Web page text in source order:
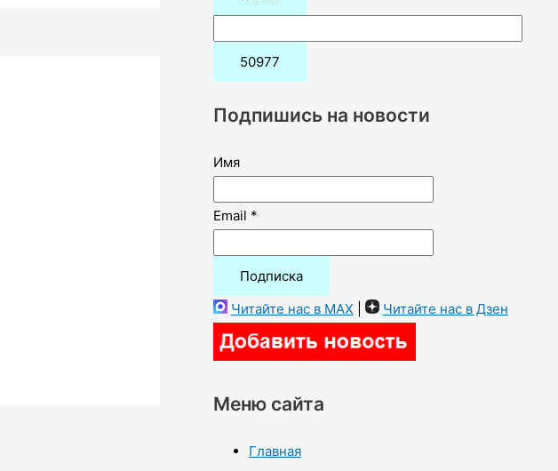
:
Подпишись на новости
Имя
Email *
Читайте нас в MAX Читайте нас в Дзен
Меню сайта
Главная